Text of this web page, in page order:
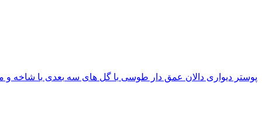
پوستر دیواری دالان عمق دار طوسی با گل های سه بعدی با شاخه و